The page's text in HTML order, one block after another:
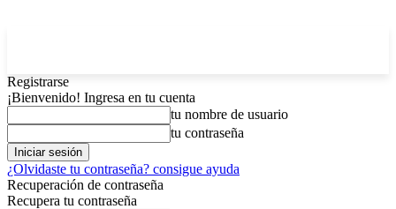
Registrarse
¡Bienvenido! Ingresa en tu cuenta
tu nombre de usuario
tu contraseña
¿Olvidaste tu contraseña? consigue ayuda
Recuperación de contraseña
Recupera tu contraseña